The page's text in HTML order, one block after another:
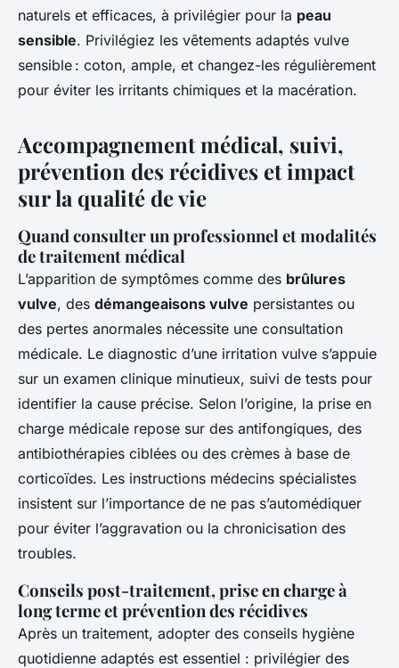
naturels et efficaces, à privilégier pour la peau
sensible. Privilégiez les vêtements adaptés vulve
sensible : coton, ample, et changez-les régulièrement
pour éviter les irritants chimiques et la macération.
Accompagnement médical, suivi,
prévention des récidives et impact
sur la qualité de vie
Quand consulter un professionnel et modalités
de traitement médical
L’apparition de symptômes comme des brûlures
vulve, des démangeaisons vulve persistantes ou
des pertes anormales nécessite une consultation
médicale. Le diagnostic d’une irritation vulve s’appuie
sur un examen clinique minutieux, suivi de tests pour
identifier la cause précise. Selon l’origine, la prise en
charge médicale repose sur des antifongiques, des
antibiothérapies ciblées ou des crèmes à base de
corticoïdes. Les instructions médecins spécialistes
insistent sur l’importance de ne pas s’automédiquer
pour éviter l’aggravation ou la chronicisation des
troubles.
Conseils post-traitement, prise en charge à
long terme et prévention des récidives
Après un traitement, adopter des conseils hygiène
quotidienne adaptés est essentiel : privilégier des